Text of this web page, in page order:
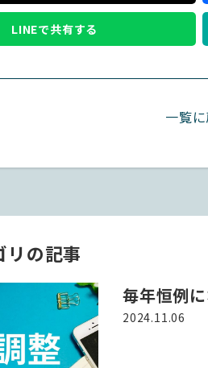
LINEで共有する
一覧
リの記事
毎年恒例
2024.11.06